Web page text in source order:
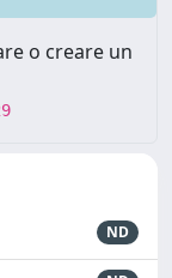
o creare un
ND